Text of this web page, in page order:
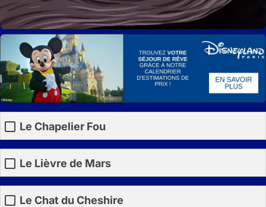
Le Chapelier Fou
Le Lièvre de Mars
Le Chat du Cheshire